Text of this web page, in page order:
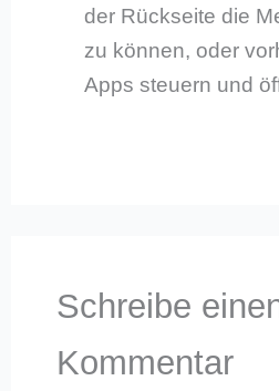
der Rückseite die
zu können, oder
Apps steuern und
Schreibe
Kommentar